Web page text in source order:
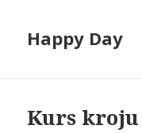
Happy Day
Kurs